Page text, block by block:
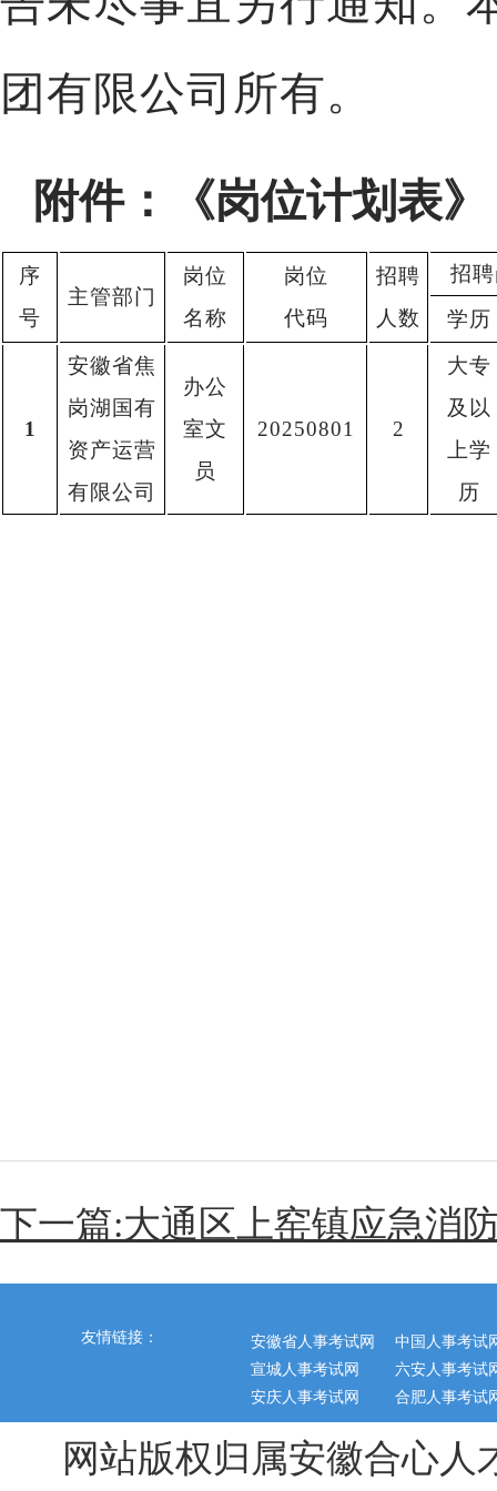
团有限公司所有。
附件：《岗位计划表》
序
号
主管部门
岗位
名称
岗位
代码
招聘
人数
招
学历
1
安徽省焦
岗湖国有
资产运营
有限公司
办公
室文
员
20250801 2
大专
及以
上学
历
下一篇:大通区上窑镇应急消
友情链接： 安徽省人事考试网
中国人事考试
宣城人事考试网
六安人事考试
安庆人事考试网
合肥人事考试
网站版权归属安徽合心